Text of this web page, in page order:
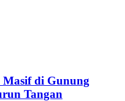
di Gunung
Tangan